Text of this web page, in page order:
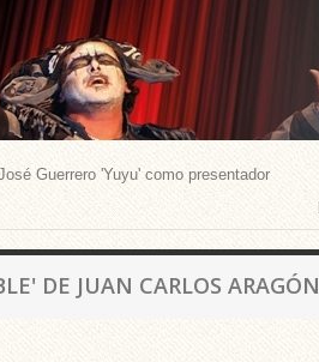
Guerrero 'Yuyu' como presentador
DE JUAN CARLOS ARAGÓN